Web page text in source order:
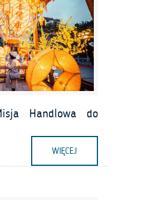
Handlowa do
WIĘCEJ